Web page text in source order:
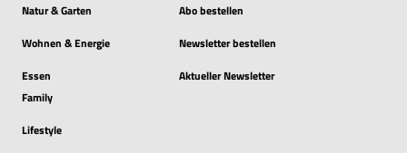
Natur & Garten
Wohnen & Energie
Essen
Family
Lifestyle
Abo bestellen
Newsletter bestellen
Aktueller Newsletter